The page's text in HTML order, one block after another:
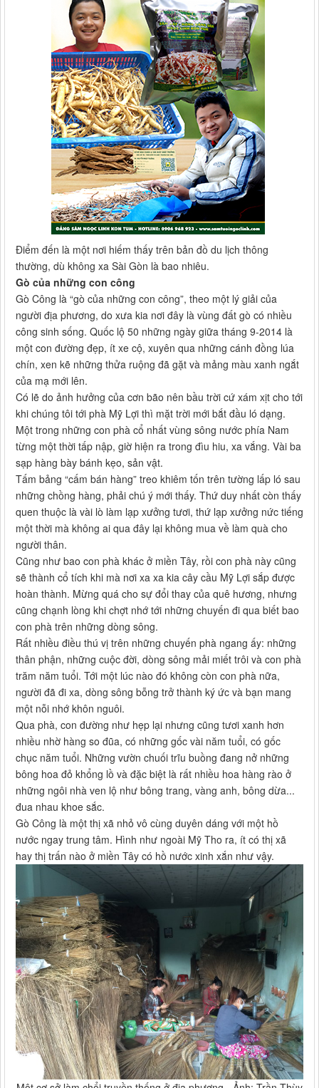
Điểm đến là một nơi hiếm thấy trên bản đồ du lịch thông
thường, dù không xa Sài Gòn là bao nhiêu.
Gò của những con công
Gò Công là “gò của những con công”, theo một lý giải của
người địa phương, do xưa kia nơi đây là vùng đất gò có nhiều
công sinh sống. Quốc lộ 50 những ngày giữa tháng 9-2014 là
một con đường đẹp, ít xe cộ, xuyên qua những cánh đồng lúa
chín, xen kẽ những thửa ruộng đã gặt và mảng màu xanh ngắt
của mạ mới lên.
Có lẽ do ảnh hưởng của cơn bão nên bầu trời cứ xám xịt cho tới
khi chúng tôi tới phà Mỹ Lợi thì mặt trời mới bắt đầu ló dạng.
Một trong những con phà cổ nhất vùng sông nước phía Nam
từng một thời tấp nập, giờ hiện ra trong đìu hiu, xa vắng. Vài ba
sạp hàng bày bánh kẹo, sản vật.
Tấm bảng “cấm bán hàng” treo khiêm tốn trên tường lấp ló sau
những chồng hàng, phải chú ý mới thấy. Thứ duy nhất còn thấy
quen thuộc là vài lò làm lạp xưởng tươi, thứ lạp xưởng nức tiếng
một thời mà không ai qua đây lại không mua về làm quà cho
người thân.
Cũng như bao con phà khác ở miền Tây, rồi con phà này cũng
sẽ thành cổ tích khi mà nơi xa xa kia cây cầu Mỹ Lợi sắp được
hoàn thành. Mừng quá cho sự đổi thay của quê hương, nhưng
cũng chạnh lòng khi chợt nhớ tới những chuyến đi qua biết bao
con phà trên những dòng sông.
Rất nhiều điều thú vị trên những chuyến phà ngang ấy: những
thân phận, những cuộc đời, dòng sông mải miết trôi và con phà
trăm năm tuổi. Tới một lúc nào đó không còn con phà nữa,
người đã đi xa, dòng sông bỗng trở thành ký ức và bạn mang
một nỗi nhớ khôn nguôi.
Qua phà, con đường như hẹp lại nhưng cũng tươi xanh hơn
nhiều nhờ hàng so đũa, có những gốc vài năm tuổi, có gốc
chục năm tuổi. Những vườn chuối trĩu buồng đang nở những
bông hoa đỏ khổng lồ và đặc biệt là rất nhiều hoa hàng rào ở
những ngôi nhà ven lộ như bông trang, vàng anh, bông dừa...
đua nhau khoe sắc.
Gò Công là một thị xã nhỏ vô cùng duyên dáng với một hồ
nước ngay trung tâm. Hình như ngoài Mỹ Tho ra, ít có thị xã
hay thị trấn nào ở miền Tây có hồ nước xinh xắn như vậy.